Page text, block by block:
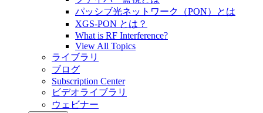
パッシブ光ネットワーク（PON）とは
XGS-PON とは？
What is RF Interference?
View All Topics
ライブラリ
ブログ
Subscription Center
ビデオライブラリ
ウェビナー